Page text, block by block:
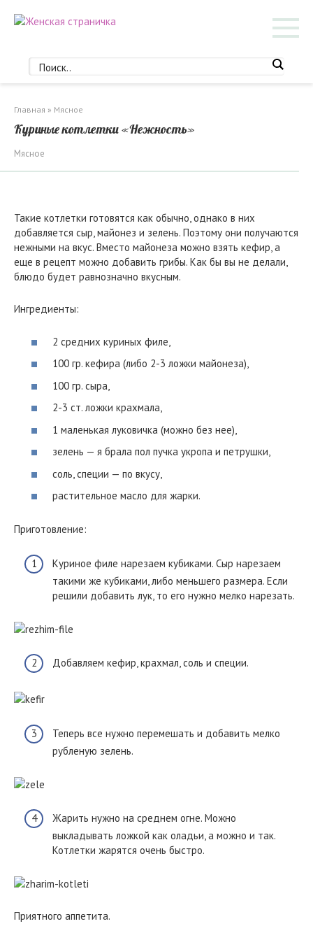
Главная » Мясное
Куриные котлетки «Нежность»
Мясное
Такие котлетки готовятся как обычно, однако в них
добавляется сыр, майонез и зелень. Поэтому они получаются
нежными на вкус. Вместо майонеза можно взять кефир, а
еще в рецепт можно добавить грибы. Как бы вы не делали,
блюдо будет равнозначно вкусным.
Ингредиенты:
2 средних куриных филе,
100 гр. кефира (либо 2-3 ложки майонеза),
100 гр. сыра,
2-3 ст. ложки крахмала,
1 маленькая луковичка (можно без нее),
зелень — я брала пол пучка укропа и петрушки,
соль, специи — по вкусу,
растительное масло для жарки.
Приготовление:
Куриное филе нарезаем кубиками. Сыр нарезаем
такими же кубиками, либо меньшего размера. Если
решили добавить лук, то его нужно мелко нарезать.
Добавляем кефир, крахмал, соль и специи.
Теперь все нужно перемешать и добавить мелко
рубленую зелень.
Жарить нужно на среднем огне. Можно
выкладывать ложкой как оладьи, а можно и так.
Котлетки жарятся очень быстро.
Приятного аппетита.